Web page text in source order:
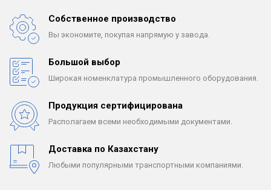
Собственное производство
Вы экономите, покупая напрямую у завода.
Большой выбор
Широкая номенклатура промышленного оборудования.
Продукция сертифицирована
Располагаем всеми необходимыми документами.
Доставка по Казахстану
Любыми популярными транспортными компаниями.